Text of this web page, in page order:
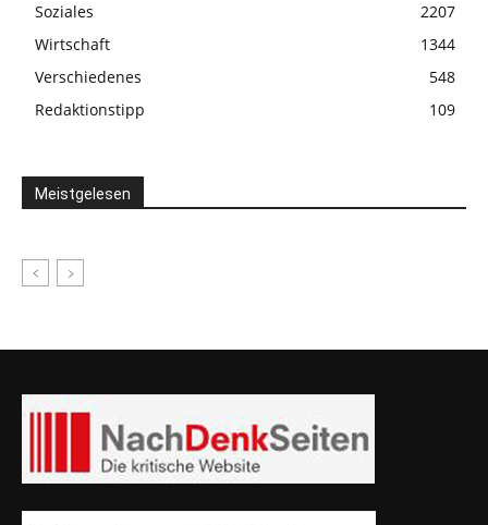
Soziales
2207
Wirtschaft
1344
Verschiedenes
548
Redaktionstipp
109
Meistgelesen